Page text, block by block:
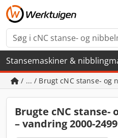
Stansemaskiner &
/ ... / Brugt cNC stanse- og
Brugte cNC stanse-
– vandring 2000-